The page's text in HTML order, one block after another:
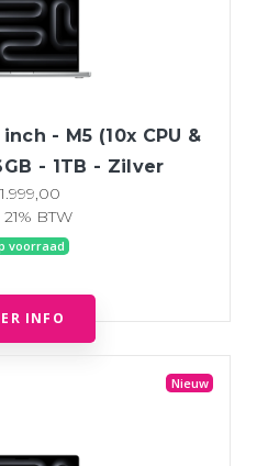
- M5 (10x CPU &
- 1TB - Zilver
21% BTW
voorraad
INFO
Nieuw